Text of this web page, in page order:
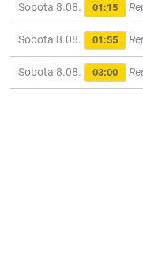
Sobota 8.08. 01:15
Sobota 8.08. 01:55
Sobota 8.08. 03:00